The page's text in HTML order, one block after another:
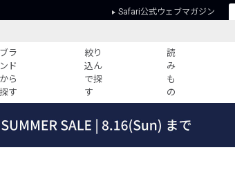
Safari公式ウェブマガジン
ブラ
ンド
から
探す
絞り
込ん
で探
す
読
み
も
の
の記事
のイチオシTシャツ！